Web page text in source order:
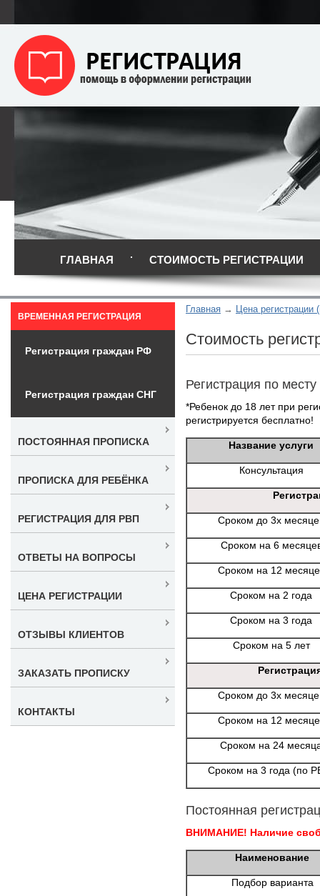
ГЛАВНАЯ СТОИМОСТЬ РЕГИСТРАЦИИ
Главная Цена регистрации
Стоимость
Регистрация по
*Ребенок до 18 лет при
регистрируется бесплатно!
Название услуги
Консультация
Сроком до 3х
Сроком на 6
Сроком на 12
Сроком на 2 года
Сроком на 3 года
Сроком на 5 лет
Сроком до 3х
Сроком на 12
Сроком на 24
Сроком на 3 года (по
Постоянная
ВНИМАНИЕ! Наличие
Наименование
Подбор варианта
ВРЕМЕННАЯ РЕГИСТРАЦИЯ
Регистрация граждан РФ
Регистрация граждан СНГ
ПОСТОЯННАЯ ПРОПИСКА
ПРОПИСКА ДЛЯ РЕБЁНКА
РЕГИСТРАЦИЯ ДЛЯ РВП
ОТВЕТЫ НА ВОПРОСЫ
ЦЕНА РЕГИСТРАЦИИ
ОТЗЫВЫ КЛИЕНТОВ
ЗАКАЗАТЬ ПРОПИСКУ
КОНТАКТЫ